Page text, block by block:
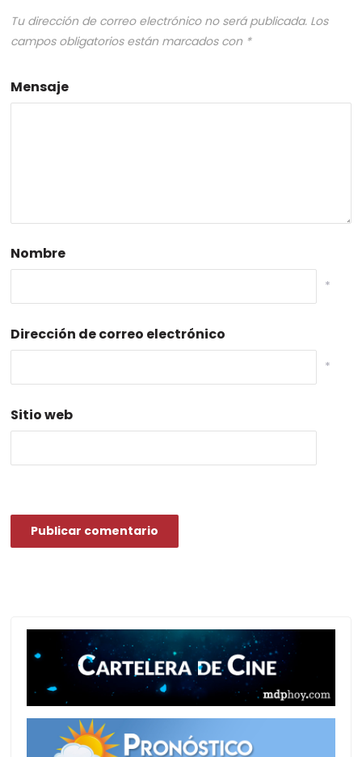
Tu dirección de correo electrónico no será publicada. Los
campos obligatorios están marcados con *
Mensaje
Nombre
*
Dirección de correo electrónico
*
Sitio web